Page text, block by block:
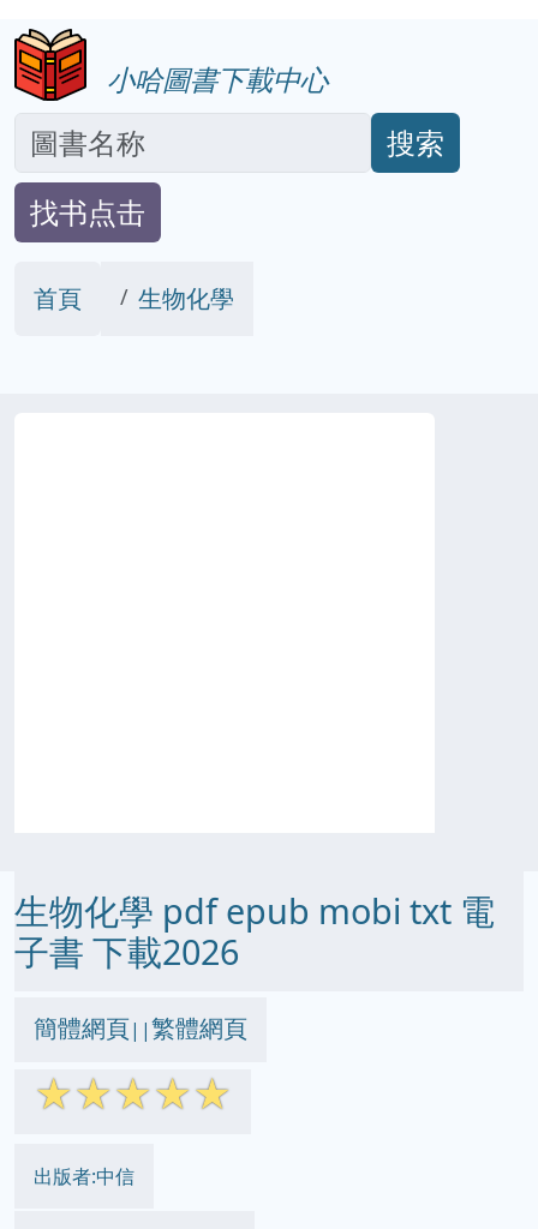
小哈圖書下載中心
搜索
找书点击
首頁 生物化學
生物化學 pdf epub mobi txt 電
子書 下載2026
簡體網頁||繁體網頁
☆☆☆☆☆
出版者:中信